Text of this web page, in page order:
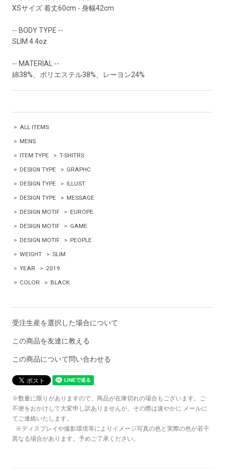
XSサイズ 着丈60cm - 身幅42cm
-- BODY TYPE --
SLIM 4.4oz
-- MATERIAL --
綿38%、ポリエステル38%、レーヨン24%
> ALL ITEMS
> MENS
> ITEM TYPE > T-SHITRS
> DESIGN TYPE > GRAPHC
> DESIGN TYPE > ILLUST
> DESIGN TYPE > MESSAGE
> DESIGN MOTIF > EUROPE
> DESIGN MOTIF > GAME
> DESIGN MOTIF > PEOPLE
> WEIGHT > SLIM
> YEAR > 2019
> COLOR > BLACK
受注生産を選択した場合について
この商品を友達に教える
この商品について問い合わせる
※数量に限りがありますので、商品が在庫切れの場合もございます。ご
不便をおかけして大変申し訳ありませんが、その際は速やかに メールに
てご連絡いたします。
※ディスプレイや撮影環境等によりイメージ写真の色と実際の色が若干
異なる場合があります。予めご了承ください。